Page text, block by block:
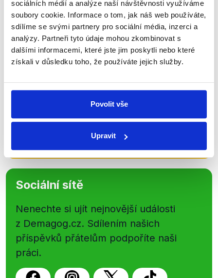
sociálních médií a analýze naší návštěvnosti využíváme
soubory cookie. Informace o tom, jak náš web používáte,
sdílíme se svými partnery pro sociální média, inzerci a
analýzy. Partneři tyto údaje mohou zkombinovat s
dalšími informacemi, které jste jim poskytli nebo které
získali v důsledku toho, že používáte jejich služby.
Povolit vše
Upravit
Přihlaste se k odběru našeho
newsletteru nebowhatsappového
kanálu, kde pravidelně přinášíme
shrnutí nejzajímavějších článků a analýz.
přehled o tom, jaké dezinformace a
nepravdy se zrovna v Česku šíří.
WhatsApp
Sociální sítě
Nenechte si ujít nejnovější události
z Demagog.cz. Sdílením našich
příspěvků přátelům podpoříte naši
práci.